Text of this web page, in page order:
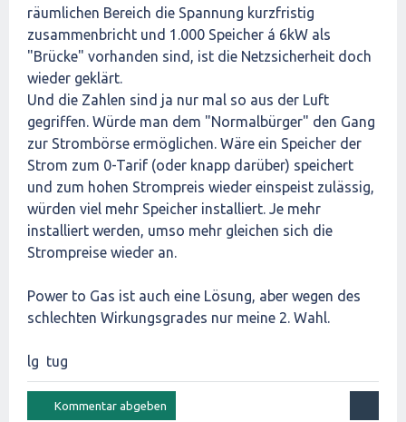
räumlichen Bereich die Spannung kurzfristig
zusammenbricht und 1.000 Speicher á 6kW als
"Brücke" vorhanden sind, ist die Netzsicherheit doch
wieder geklärt.
Und die Zahlen sind ja nur mal so aus der Luft
gegriffen. Würde man dem "Normalbürger" den Gang
zur Strombörse ermöglichen. Wäre ein Speicher der
Strom zum 0-Tarif (oder knapp darüber) speichert
und zum hohen Strompreis wieder einspeist zulässig,
würden viel mehr Speicher installiert. Je mehr
installiert werden, umso mehr gleichen sich die
Strompreise wieder an.
Power to Gas ist auch eine Lösung, aber wegen des
schlechten Wirkungsgrades nur meine 2. Wahl.
lg tug